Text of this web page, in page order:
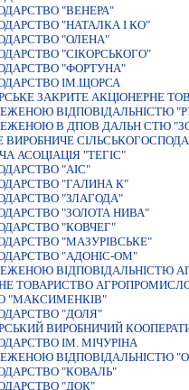
"ВЕНЕРА"
"НАТАЛКА I КО"
"ОЛЕНА"
"СІКОРСЬКОГО"
"ФОРТУНА"
IМ.ЩОРСА
ЗАКРИТЕ АКЦІОНЕРНЕ
ВIДПОВIДАЛЬНIСТЮ
В ДПОВ ДАЛЬН СТЮ
ВИРОБНИЧЕ
АСОЦIАЦIЯ "ТЕГIС"
"АIС"
"ГАЛИНА К"
"ЗЛАГОДА"
"ЗОЛОТА НИВА"
"КОВЧЕГ"
"МАЗУРIВСЬКЕ"
"АДОНІС-ОМ"
ВІДПОВІДАЛЬНІСТЮ
ТОВАРИСТВО
"МАКСИМЕНКІВ"
"ДОЛЯ"
ВИРОБНИЧИЙ
IМ. МIЧУРIНА
ВIДПОВIДАЛЬНIСТЮ
"КОВАЛЬ"
"ДОК"